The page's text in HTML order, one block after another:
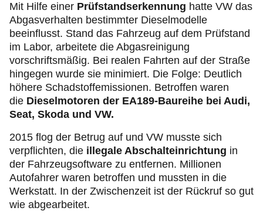
Mit Hilfe einer Prüfstandserkennung hatte VW das
Abgasverhalten bestimmter Dieselmodelle
beeinflusst. Stand das Fahrzeug auf dem Prüfstand
im Labor, arbeitete die Abgasreinigung
vorschriftsmäßig. Bei realen Fahrten auf der Straße
hingegen wurde sie minimiert. Die Folge: Deutlich
höhere Schadstoffemissionen. Betroffen waren
die Dieselmotoren der EA189-Baureihe bei Audi,
Seat, Skoda und VW.
2015 flog der Betrug auf und VW musste sich
verpflichten, die illegale Abschalteinrichtung in
der Fahrzeugsoftware zu entfernen. Millionen
Autofahrer waren betroffen und mussten in die
Werkstatt. In der Zwischenzeit ist der Rückruf so gut
wie abgearbeitet.